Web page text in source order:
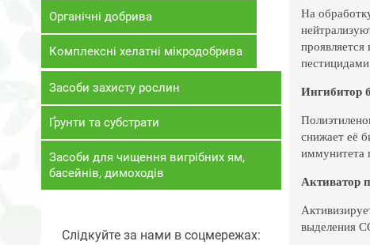
Органічні добрива
Комплексні хелатні мікродобрива
Засоби захисту рослин
Ґрунти та субстрати
Засоби для чищення вигрібних ям,
басейнів, димоходів
Слідкуйте за нами в соцмережах:
На
Ингибитор
снижает её
иммунитета
Активатор
выделения